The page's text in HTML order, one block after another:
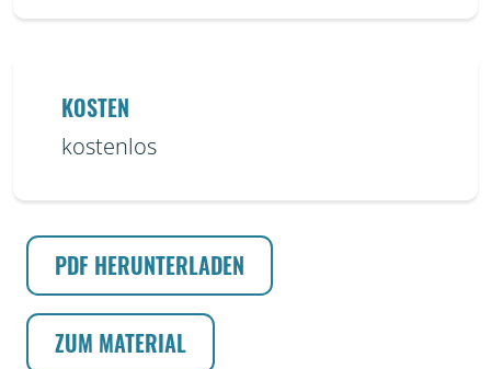
KOSTEN
kostenlos
PDF HERUNTERLADEN
ZUM MATERIAL